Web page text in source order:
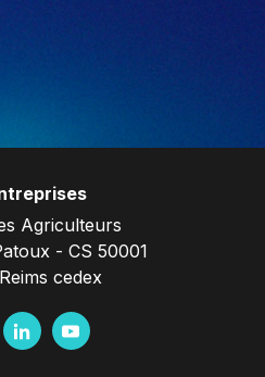
Agriculteurs
- CS 50001
cedex
L
Y